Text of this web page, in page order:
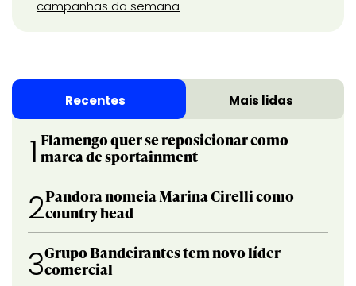
campanhas da semana
Recentes Mais lidas
1 Flamengo quer se reposicionar como
marca de sportainment
2Pandora nomeia Marina Cirelli como
country head
3Grupo Bandeirantes tem novo líder
comercial